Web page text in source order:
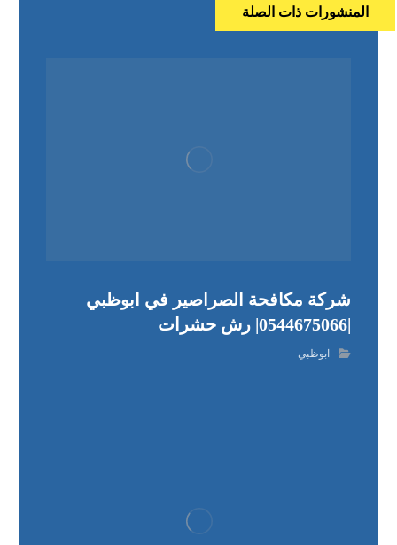
المنشورات ذات الصلة
شركة مكافحة الصراصير في ابوظبي
|0544675066| رش حشرات
ابوظبي